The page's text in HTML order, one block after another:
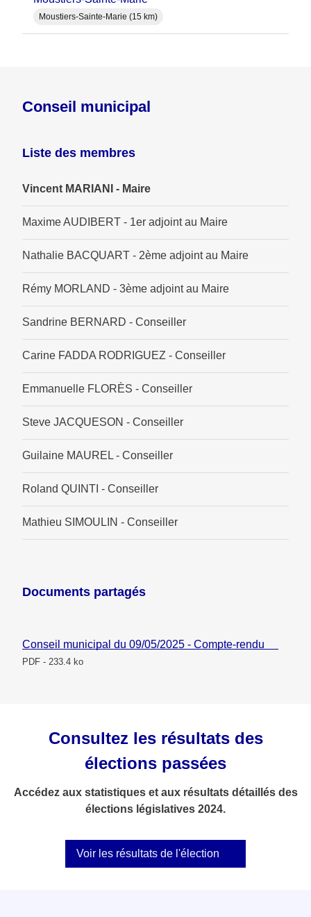
Moustiers-Sainte-Marie (15 km)
Conseil municipal
Liste des membres
Vincent MARIANI - Maire
Maxime AUDIBERT - 1er adjoint au Maire
Nathalie BACQUART - 2ème adjoint au Maire
Rémy MORLAND - 3ème adjoint au Maire
Sandrine BERNARD - Conseiller
Carine FADDA RODRIGUEZ - Conseiller
Emmanuelle FLORÈS - Conseiller
Steve JACQUESON - Conseiller
Guilaine MAUREL - Conseiller
Roland QUINTI - Conseiller
Mathieu SIMOULIN - Conseiller
Documents partagés
Conseil municipal du 09/05/2025 - Compte-rendu
PDF - 233.4 ko
Consultez les résultats des
élections passées
Accédez aux statistiques et aux résultats détaillés des
élections législatives 2024.
Voir les résultats de l'élection